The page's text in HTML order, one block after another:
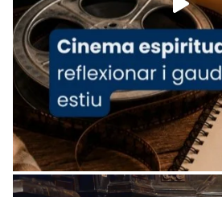
Arquebisbat de
2 weeks ago
«Avui les santes Juliana i
ajuden a alçar la mirada»
Mons. Sergi Gordo, bisbe
presidit aquest 27 de juliol
Santes de Mataró.